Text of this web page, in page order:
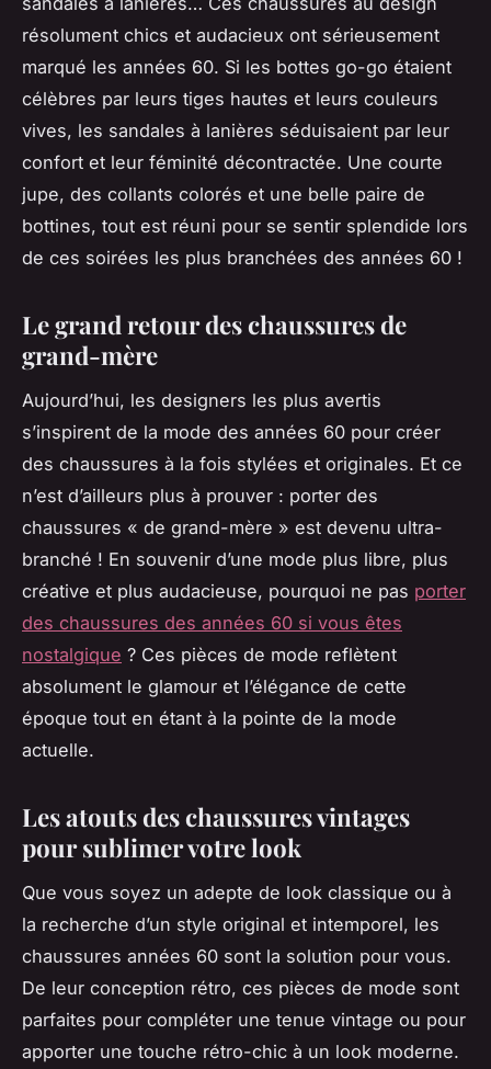
résolument chics et audacieux ont sérieusement
marqué les années 60. Si les bottes go-go étaient
célèbres par leurs tiges hautes et leurs couleurs
vives, les sandales à lanières séduisaient par leur
confort et leur féminité décontractée. Une courte
jupe, des collants colorés et une belle paire de
bottines, tout est réuni pour se sentir splendide lors
de ces soirées les plus branchées des années 60 !
Le grand retour des chaussures de
grand-mère
Aujourd’hui, les designers les plus avertis
s’inspirent de la mode des années 60 pour créer
des chaussures à la fois stylées et originales. Et ce
n’est d’ailleurs plus à prouver : porter des
chaussures « de grand-mère » est devenu ultra-
branché ! En souvenir d’une mode plus libre, plus
créative et plus audacieuse, pourquoi ne pas porter
des chaussures des années 60 si vous êtes
nostalgique ? Ces pièces de mode reflètent
absolument le glamour et l’élégance de cette
époque tout en étant à la pointe de la mode
actuelle.
Les atouts des chaussures vintages
pour sublimer votre look
Que vous soyez un adepte de look classique ou à
la recherche d’un style original et intemporel, les
chaussures années 60 sont la solution pour vous.
De leur conception rétro, ces pièces de mode sont
parfaites pour compléter une tenue vintage ou pour
apporter une touche rétro-chic à un look moderne.